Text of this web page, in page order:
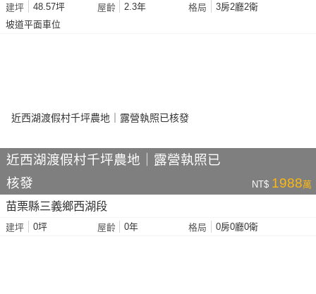
建坪 48.57坪 屋齡 2.3年 格局
3房2廳2衛
坡道平面車位
近西湖渡假村千坪農地｜露營執照已
核發
NT$ 1988萬
苗栗縣三義鄉西湖段
建坪 0坪 屋齡 0年 格局 0房0廳0衛